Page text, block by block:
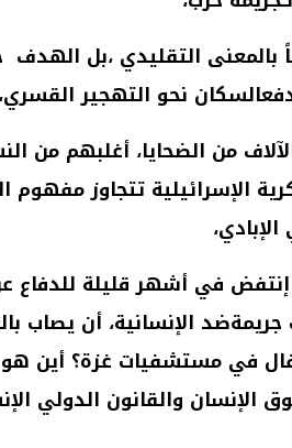
بالمعنى التقليدي ،بل الهدف
نحو التهجير القسري،
من الضحايا، أغلبهم من
الإسرائيلية تتجاوزمفهوم
الإبادي،
إنتفض في أشهر قليلة للدفاع
جريمةضد الإنسانية، أن يصاب
في مستشفيات غزة؟ أين هو
الإنسان والقانون الدولي